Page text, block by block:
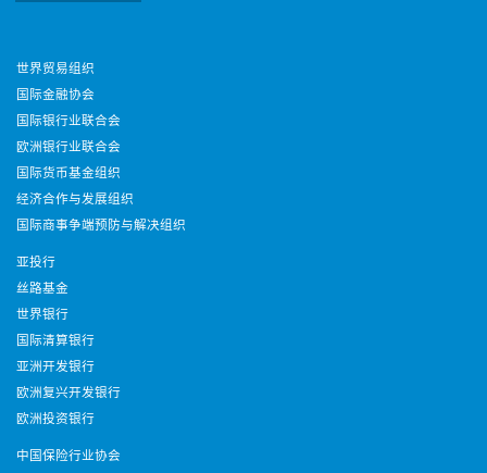
世界贸易组织
国际金融协会
国际银行业联合会
欧洲银行业联合会
国际货币基金组织
经济合作与发展组织
国际商事争端预防与解决组织
亚投行
丝路基金
世界银行
国际清算银行
亚洲开发银行
欧洲复兴开发银行
欧洲投资银行
中国保险行业协会